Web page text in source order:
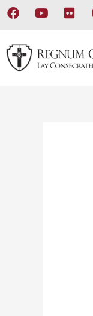
F
a
e
b
o
Y
t
u
b
F
l
c
k
r